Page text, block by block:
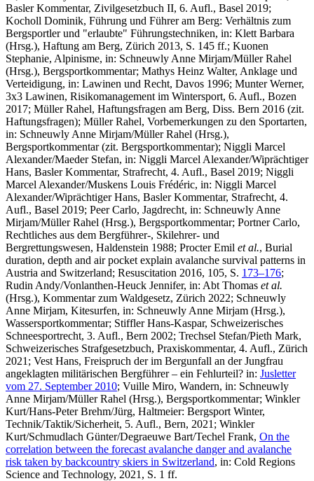
Basler Kommentar, Zivilgesetzbuch II, 6. Aufl., Basel 2019;
Kocholl Dominik, Führung und Führer am Berg: Verhältnis zum
Bergsportler und "erlaubte" Führungstechniken, in: Klett Barbara
(Hrsg.), Haftung am Berg, Zürich 2013, S. 145 ff.; Kuonen
Stephanie, Alpinisme, in: Schneuwly Anne Mirjam/Müller Rahel
(Hrsg.), Bergsportkommentar; Mathys Heinz Walter, Anklage und
Verteidigung, in: Lawinen und Recht, Davos 1996; Munter Werner,
3x3 Lawinen, Risikomanagement im Wintersport, 6. Aufl., Bozen
2017; Müller Rahel, Haftungsfragen am Berg, Diss. Bern 2016 (zit.
Haftungsfragen); Müller Rahel, Vorbemerkungen zu den Sportarten,
in: Schneuwly Anne Mirjam/Müller Rahel (Hrsg.),
Bergsportkommentar (zit. Bergsportkommentar); Niggli Marcel
Alexander/Maeder Stefan, in: Niggli Marcel Alexander/Wiprächtiger
Hans, Basler Kommentar, Strafrecht, 4. Aufl., Basel 2019; Niggli
Marcel Alexander/Muskens Louis Frédéric, in: Niggli Marcel
Alexander/Wiprächtiger Hans, Basler Kommentar, Strafrecht, 4.
Aufl., Basel 2019; Peer Carlo, Jagdrecht, in: Schneuwly Anne
Mirjam/Müller Rahel (Hrsg.), Bergsportkommentar; Portner Carlo,
Rechtliches aus dem Bergführer-, Skilehrer- und
Bergrettungswesen, Haldenstein 1988; Procter Emil et al., Burial
duration, depth and air pocket explain avalanche survival patterns in
Austria and Switzerland; Resuscitation 2016, 105, S. 173–176;
Rudin Andy/Vonlanthen-Heuck Jennifer, in: Abt Thomas et al.
(Hrsg.), Kommentar zum Waldgesetz, Zürich 2022; Schneuwly
Anne Mirjam, Kitesurfen, in: Schneuwly Anne Mirjam (Hrsg.),
Wassersportkommentar; Stiffler Hans-Kaspar, Schweizerisches
Schneesportrecht, 3. Aufl., Bern 2002; Trechsel Stefan/Pieth Mark,
Schweizerisches Strafgesetzbuch, Praxiskommentar, 4. Aufl., Zürich
2021; Vest Hans, Freispruch der im Bergunfall an der Jungfrau
angeklagten militärischen Bergführer – ein Fehlurteil? in: Jusletter
vom 27. September 2010; Vuille Miro, Wandern, in: Schneuwly
Anne Mirjam/Müller Rahel (Hrsg.), Bergsportkommentar; Winkler
Kurt/Hans-Peter Brehm/Jürg, Haltmeier: Bergsport Winter,
Technik/Taktik/Sicherheit, 5. Aufl., Bern, 2021; Winkler
Kurt/Schmudlach Günter/Degraeuwe Bart/Techel Frank, On the
correlation between the forecast avalanche danger and avalanche
risk taken by backcountry skiers in Switzerland, in: Cold Regions
Science and Technology, 2021, S. 1 ff.